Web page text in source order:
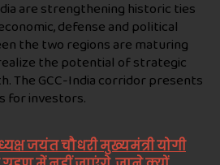
are strengthening historic ties
defense and political
the two regions are maturing
the potential of strategic
The GCC-India corridor presents
for investors.
जयंत चौधरी मुख्यमंत्री योगी